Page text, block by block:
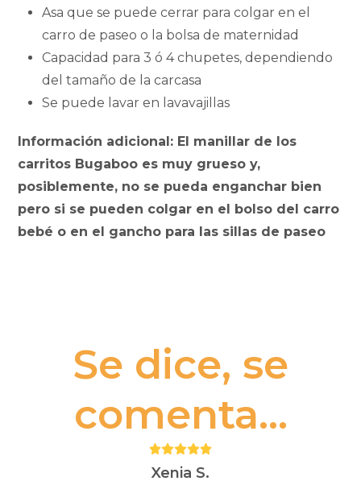
Asa que se puede cerrar para colgar en el
carro de paseo o la bolsa de maternidad
Capacidad para 3 ó 4 chupetes, dependiendo
del tamaño de la carcasa
Se puede lavar en lavavajillas
Información adicional: El manillar de los
carritos Bugaboo es muy grueso y,
posiblemente, no se pueda enganchar bien
pero si se pueden colgar en el bolso del carro
bebé o en el gancho para las sillas de paseo
Se dice, se
comenta...
Puntuación:
5Xenia S.